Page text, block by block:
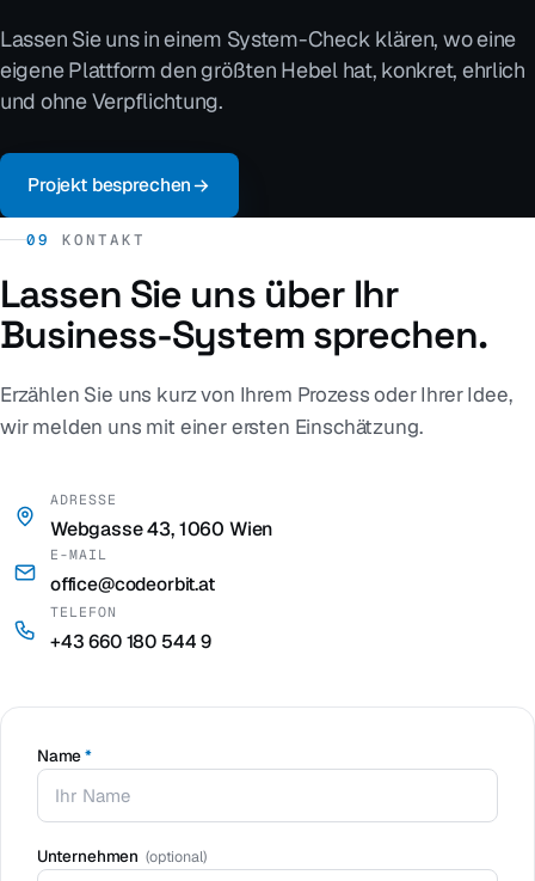
Lassen Sie uns in einem System-Check klären, wo eine
eigene Plattform den größten Hebel hat, konkret, ehrlich
und ohne Verpflichtung.
Projekt besprechen
09 KONTAKT
Lassen Sie uns über Ihr
Business-System sprechen.
Erzählen Sie uns kurz von Ihrem Prozess oder Ihrer Idee,
wir melden uns mit einer ersten Einschätzung.
ADRESSE
Webgasse 43, 1060 Wien
E-MAIL
office@codeorbit.at
TELEFON
+43 660 180 544 9
Name*
Unternehmen (optional)